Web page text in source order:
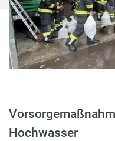
Hochwasser